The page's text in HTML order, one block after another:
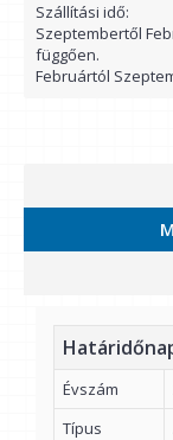
Szállítási idő:
Szeptembertől
függően.
Februártól
Évszám
Típus